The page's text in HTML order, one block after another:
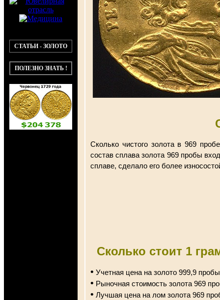
СТАТЬИ - ЗОЛОТО
ПОЛЕЗНО ЗНАТЬ !
Сколько чистого золота в 969
состав сплава золота 969 пробы
сплаве, сделало его более
Сколько стоит 1
• Учетная цена на золото 999,9
• Рыночная стоимость золота 969
• Лучшая цена на лом золота 969